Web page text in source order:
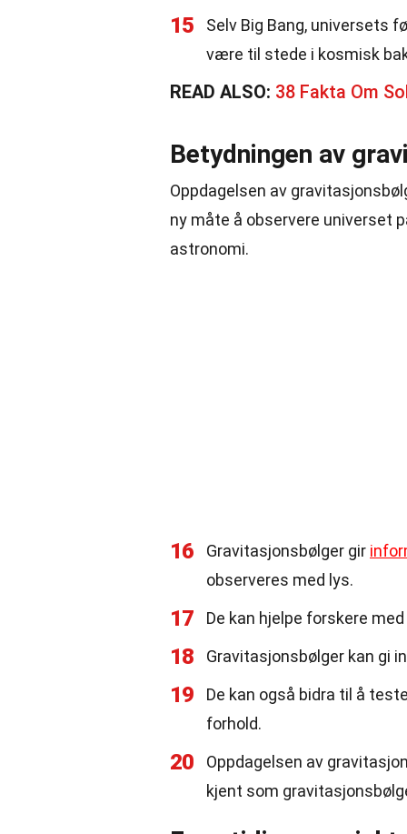
15
Selv Big Bang, universets
være til stede i kosmisk
READ ALSO: 38 Fakta Om
Betydningen av
Oppdagelsen av
ny måte å observere universet
astronomi.
16 Gravitasjonsbølger gir
observeres med lys.
17 De kan hjelpe forskere
18 Gravitasjonsbølger kan gi
19
De kan også bidra til å
forhold.
20
Oppdagelsen av
kjent som